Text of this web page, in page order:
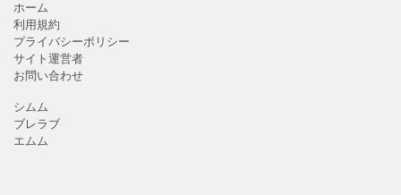
ホーム
利用規約
プライバシーポリシー
サイト運営者
お問い合わせ
シムム
ブレラブ
エムム